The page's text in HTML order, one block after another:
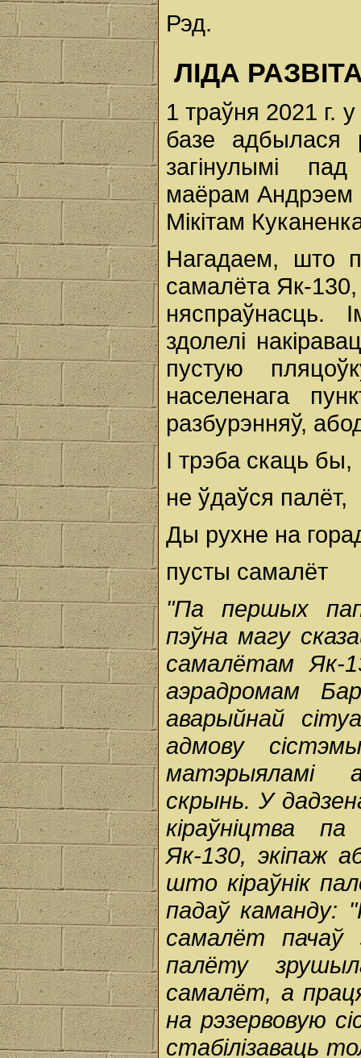
Рэд.
ЛІДА
1 траўня 2021 г.
базе адбылася
загінулымі
маёрам Андрэем
Мікітам
Нагадаем, што
самалёта Як-130,
няспраўнасць.
здолелі
пустую
населенага
разбурэнняў,
І трэба скаць бы,
не ўдаўся палёт,
Ды рухне на
пусты самалёт
"Па першых
пэўна магу
самалётам Як-
аэрадромам
аварыйнай
адмову
матэрыяламі
скрынь. У
кіраўніцтва
Як-130, экіпаж
што кіраўнік
падаў каманду:
самалёт пачаў
палёту
самалёт, а
на рэзервовую
стабілізаваць